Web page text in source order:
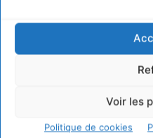
Voir les
Politique de cookies
LAISSER UN COMMENTAIRE
CONNECTER POUR